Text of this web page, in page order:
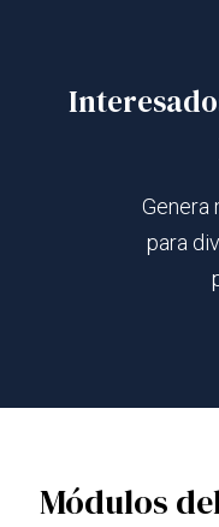
Genera
para
Módulos